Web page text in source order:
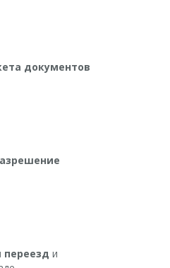
документов
и